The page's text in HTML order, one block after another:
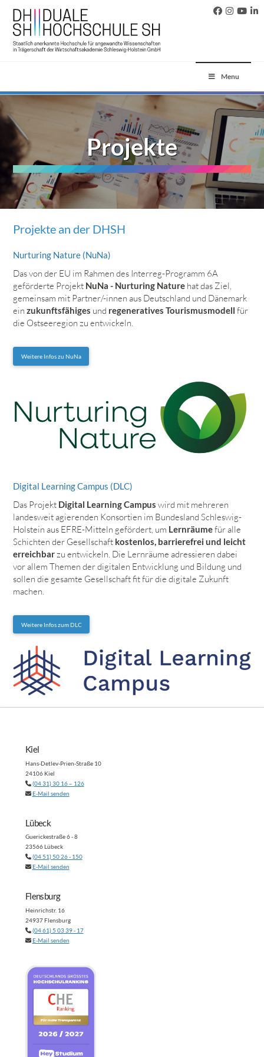
Menu
Projekte
Projekte an der DHSH
Nurturing Nature (NuNa)
Das von der EU im Rahmen des Interreg-Programm 6A
geförderte Projekt NuNa - Nurturing Nature hat das Ziel,
gemeinsam mit Partner/-innen aus Deutschland und Dänemark
einzukunftsfähiges und regeneratives Tourismusmodell für
die Ostseeregion zu entwickeln.
Weitere Infos zu NuNa
Digital Learning Campus (DLC)
Das Projekt Digital Learning Campus wird mit mehreren
landesweit agierenden Konsortien im Bundesland Schleswig-
Holstein aus EFRE-Mitteln gefördert, um Lernräumefür alle
Schichten der Gesellschaft kostenlos, barrierefrei und leicht
erreichbarzu entwickeln. Die Lernräume adressieren dabei
vor allem Themen der digitalen Entwicklung und Bildung und
sollen die gesamte Gesellschaft fit für die digitale Zukunft
machen.
Weitere Infos zum DLC
Kiel
Hans-Detlev-Prien-Straße 10
24106 Kiel
(04 31) 30 16 – 126
E-Mail senden
Lübeck
Guerickestraße 6 - 8
23566 Lübeck
(04 51) 50 26 - 150
E-Mail senden
Flensburg
Heinrichstr. 16
24937 Flensburg
(04 61) 5 03 39 - 17
E-Mail senden